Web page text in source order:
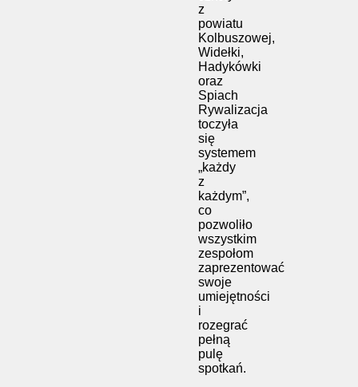
z
powiatu
Kolbuszowej,
Widełki,
Hadykówki
oraz
Spiach
Rywalizacja
toczyła
się
systemem
„każdy
z
każdym”,
co
pozwoliło
wszystkim
zespołom
zaprezentować
swoje
umiejętności
i
rozegrać
pełną
pulę
spotkań.